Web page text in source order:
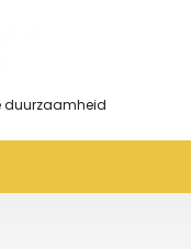
duurzaamheid